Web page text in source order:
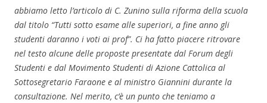
abbiamo letto l’articolo di C. Zunino sulla riforma della scuola
dal titolo “Tutti sotto esame alle superiori, a fine anno gli
studenti daranno i voti ai prof”. Ci ha fatto piacere ritrovare
nel testo alcune delle proposte presentate dal Forum degli
Studenti e dal Movimento Studenti di Azione Cattolica al
Sottosegretario Faraone e al ministro Giannini durante la
consultazione. Nel merito, c’è un punto che teniamo a